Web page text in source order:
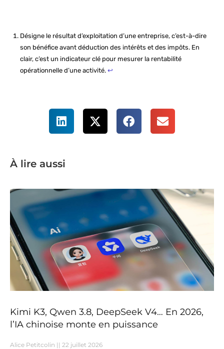
Désigne le résultat d’exploitation d’une entreprise, c’est-à-dire
son bénéfice avant déduction des intérêts et des impôts. En
clair, c’est un indicateur clé pour mesurer la rentabilité
opérationnelle d’une activité. ↩︎
À lire aussi
Kimi K3, Qwen 3.8, DeepSeek V4… En 2026,
l’IA chinoise monte en puissance
Alice Petitcolin 22 juillet 2026